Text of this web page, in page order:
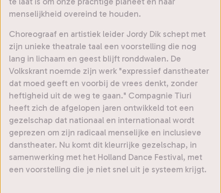
menselijkheid overeind te houden.
Choreograaf en artistiek leider Jordy Dik schept met
zijn unieke theatrale taal een voorstelling die nog
lang in lichaam en geest blijft ronddwalen. De
Volkskrant noemde zijn werk "expressief danstheater
dat moed geeft en voorbij de vrees denkt, zonder
heftigheid uit de weg te gaan." Compagnie Tiuri
heeft zich de afgelopen jaren ontwikkeld tot een
gezelschap dat nationaal en internationaal wordt
geprezen om zijn radicaal menselijke en inclusieve
danstheater. Nu komt dit kleurrijke gezelschap, in
samenwerking met het Holland Dance Festival, met
een voorstelling die je niet snel uit je systeem krijgt.